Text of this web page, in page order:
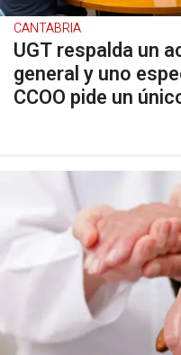
CANTABRIA
UGT respalda un
general y uno
CCOO pide un